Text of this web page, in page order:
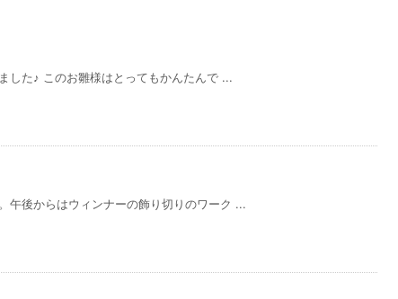
した♪ このお雛様はとってもかんたんで ...
午後からはウィンナーの飾り切りのワーク ...